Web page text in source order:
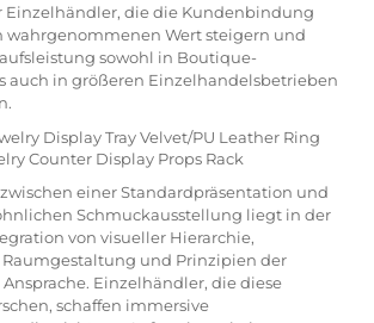
Einzelhändler, die die Kundenbindung
wahrgenommenen Wert steigern und
sowohl in Boutique-
auch in größeren Einzelhandelsbetrieben
einer Standardpräsentation und
Schmuckausstellung liegt in der
von visueller Hierarchie,
und Prinzipien der
Einzelhändler, die diese
schaffen immersive